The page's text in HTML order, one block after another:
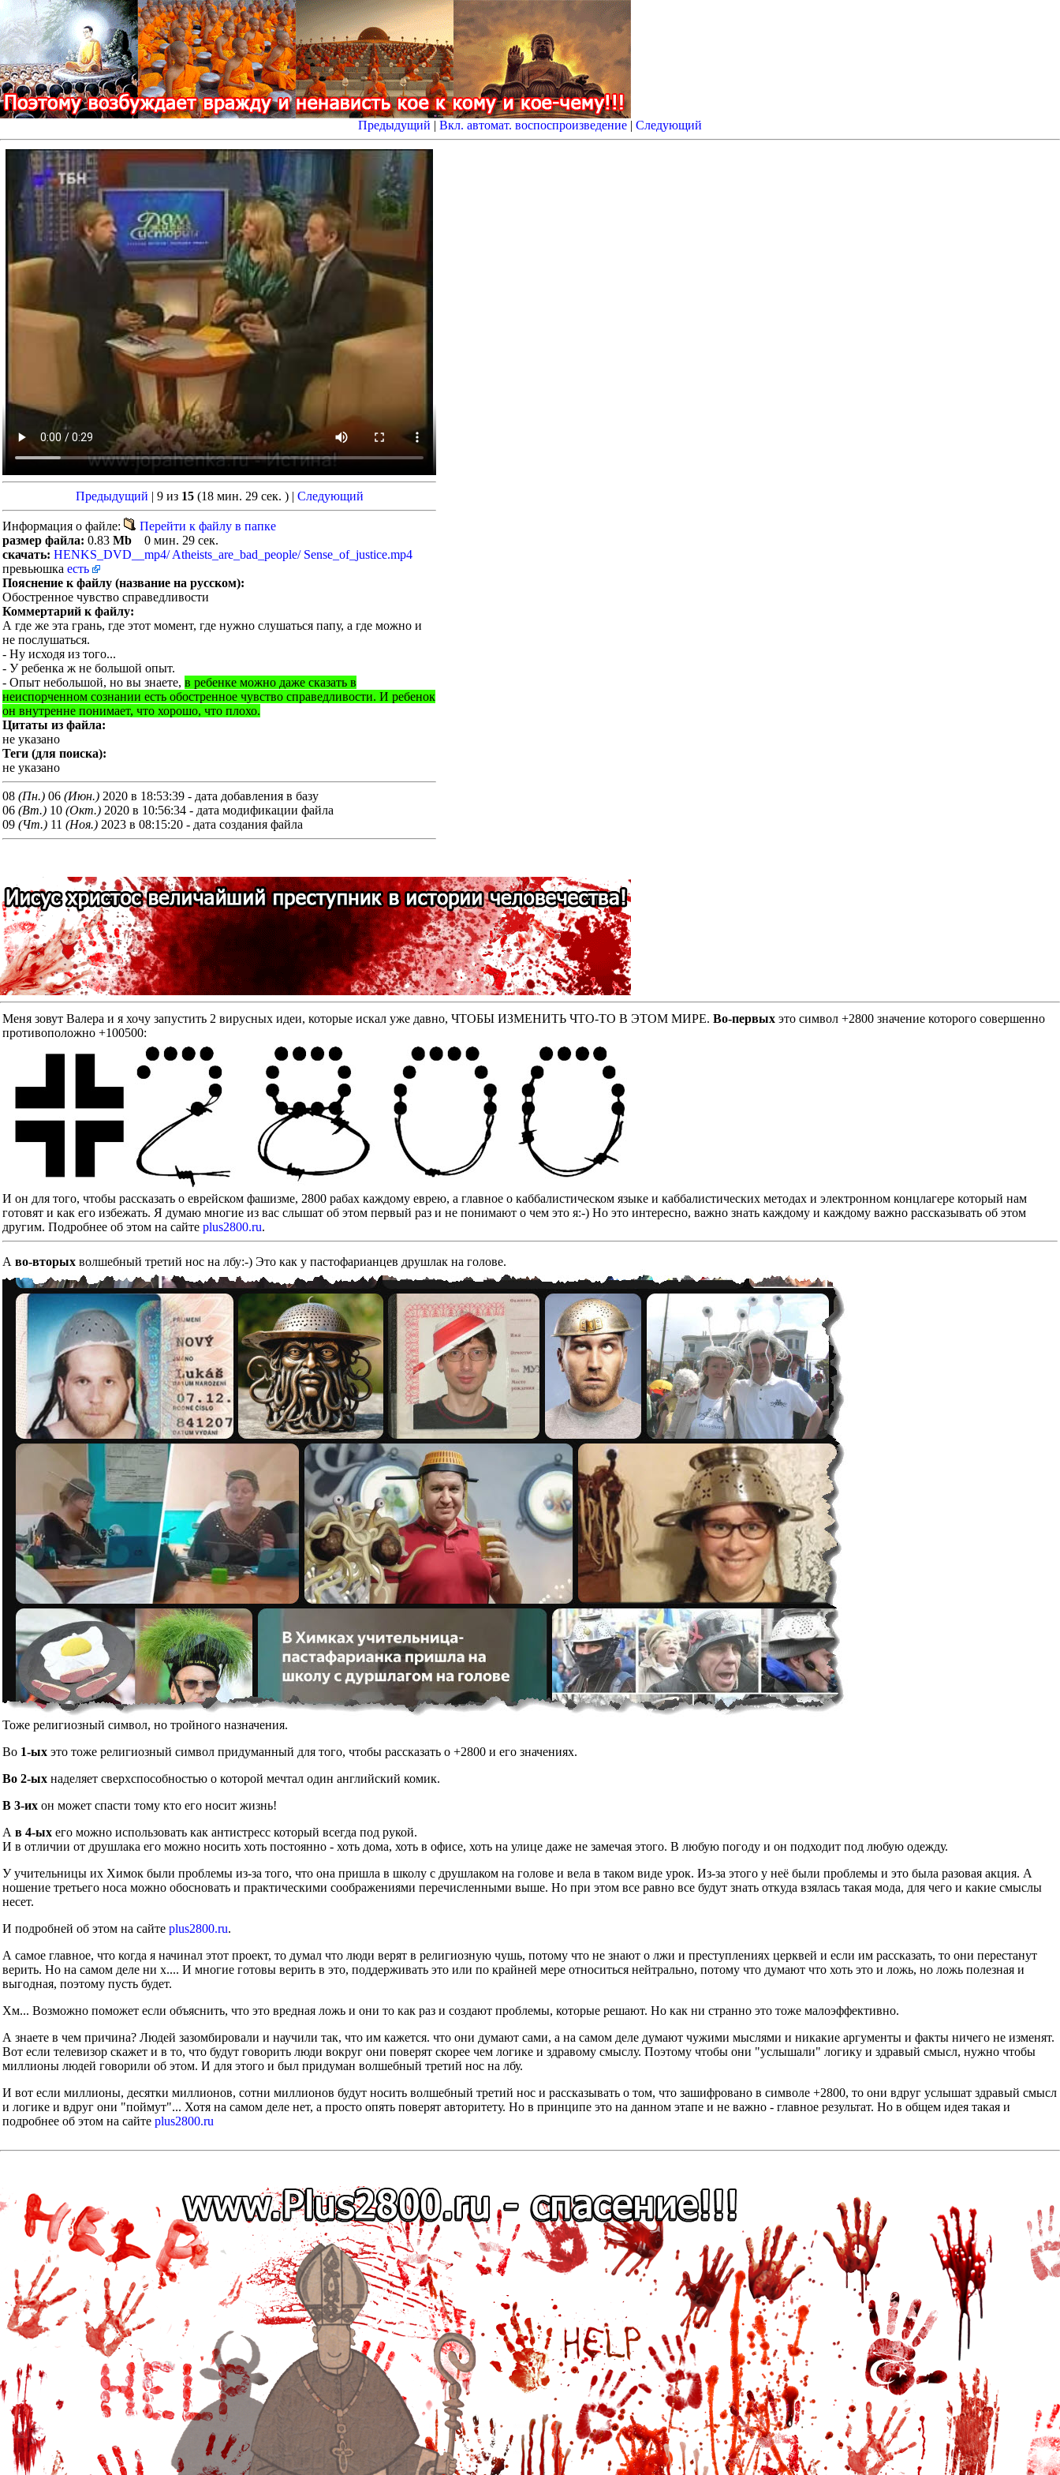
Предыдущий | Вкл. автомат. воспоспроизведение | Следующий
Предыдущий | 9 из 15 (18 мин. 29 сек. )| Следующий
Информация о файле:
Перейти к файлу в папке
размер файла: 0.83 Mb 0 мин. 29 сек.
скачать: HENKS_DVD__mp4/ Atheists_are_bad_people/ Sense_of_justice.mp4
превьюшка есть
Пояснение к файлу (название на русском):
Обостренное чувство справедливости
Коммертарий к файлу:
А где же эта грань, где этот момент, где нужно слушаться папу, а где можно и
не послушаться.
- Ну исходя из того...
- У ребенка ж не большой опыт.
- Опыт небольшой, но вы знаете, в ребенке можно даже сказать в
неиспорченном сознании есть обостренное чувство справедливости. И ребенок
он внутренне понимает, что хорошо, что плохо.
Цитаты из файла:
не указано
Теги (для поиска):
не указано
08 (Пн.) 06 (Июн.) 2020 в 18:53:39 - дата добавления в базу
06 (Вт.) 10 (Окт.) 2020 в 10:56:34 - дата модификации файла
09 (Чт.) 11 (Ноя.) 2023 в 08:15:20 - дата создания файла
Меня зовут Валера и я хочу запустить 2 вирусных идеи, которые искал уже давно, ЧТОБЫ ИЗМЕНИТЬ ЧТО-ТО В ЭТОМ МИРЕ. Во-первых это символ +2800 значение которого совершенно
противоположно +100500:
И он для того, чтобы рассказать о еврейском фашизме, 2800 рабах каждому еврею, а главное о каббалистическом языке и каббалистических методах и электронном концлагере который нам
готовят и как его избежать. Я думаю многие из вас слышат об этом первый раз и не понимают о чем это я:-) Но это интересно, важно знать каждому и каждому важно рассказывать об этом
другим. Подробнее об этом на сайте plus2800.ru.
А во-вторых волшебный третий нос на лбу:-) Это как у пастофарианцев друшлак на голове.
Тоже религиозный символ, но тройного назначения.
Во 1-ых это тоже религиозный символ придуманный для того, чтобы рассказать о +2800 и его значениях.
Во 2-ых наделяет сверхспособностью о которой мечтал один английский комик.
В 3-их он может спасти тому кто его носит жизнь!
А в 4-ых его можно использовать как антистресс который всегда под рукой.
И в отличии от друшлака его можно носить хоть постоянно - хоть дома, хоть в офисе, хоть на улице даже не замечая этого. В любую погоду и он подходит под любую одежду.
У учительницы их Химок были проблемы из-за того, что она пришла в школу с друшлаком на голове и вела в таком виде урок. Из-за этого у неё были проблемы и это была разовая акция. А
ношение третьего носа можно обосновать и практическими соображениями перечисленными выше. Но при этом все равно все будут знать откуда взялась такая мода, для чего и какие смыслы
несет.
И подробней об этом на сайте plus2800.ru.
А самое главное, что когда я начинал этот проект, то думал что люди верят в религиозную чушь, потому что не знают о лжи и преступлениях церквей и если им рассказать, то они перестанут
верить. Но на самом деле ни х.... И многие готовы верить в это, поддерживать это или по крайней мере относиться нейтрально, потому что думают что хоть это и ложь, но ложь полезная и
выгодная, поэтому пусть будет.
Хм... Возможно поможет если объяснить, что это вредная ложь и они то как раз и создают проблемы, которые решают. Но как ни странно это тоже малоэффективно.
А знаете в чем причина? Людей зазомбировали и научили так, что им кажется. что они думают сами, а на самом деле думают чужими мыслями и никакие аргументы и факты ничего не изменят.
Вот если телевизор скажет и в то, что будут говорить люди вокруг они поверят скорее чем логике и здравому смыслу. Поэтому чтобы они "услышали" логику и здравый смысл, нужно чтобы
миллионы людей говорили об этом. И для этого и был придуман волшебный третий нос на лбу.
И вот если миллионы, десятки миллионов, сотни миллионов будут носить волшебный третий нос и рассказывать о том, что зашифровано в символе +2800, то они вдруг услышат здравый смысл
и логике и вдруг они "поймут"... Хотя на самом деле нет, а просто опять поверят авторитету. Но в принципе это на данном этапе и не важно - главное результат. Но в общем идея такая и
подробнее об этом на сайте plus2800.ru